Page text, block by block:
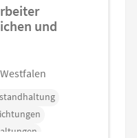
und